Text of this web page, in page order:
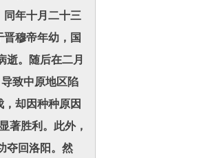
同年十月二十三
穆帝年幼，国
逝。随后在二月
致中原地区陷
却因种种原因
著胜利。此外，
夺回洛阳。然